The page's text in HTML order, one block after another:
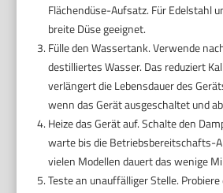
Flächendüse-Aufsatz. Für Edelstahl
breite Düse geeignet.
Fülle den Wassertank. Verwende
destilliertes Wasser. Das reduziert
verlängert die Lebensdauer des
wenn das Gerät ausgeschaltet und
Heize das Gerät auf. Schalte den
warte bis die Betriebsbereitschafts-
vielen Modellen dauert das wenige
Teste an unauffälliger Stelle.